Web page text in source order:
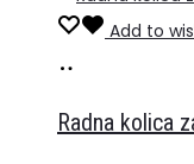
Add to
košaricu
Radna kolica